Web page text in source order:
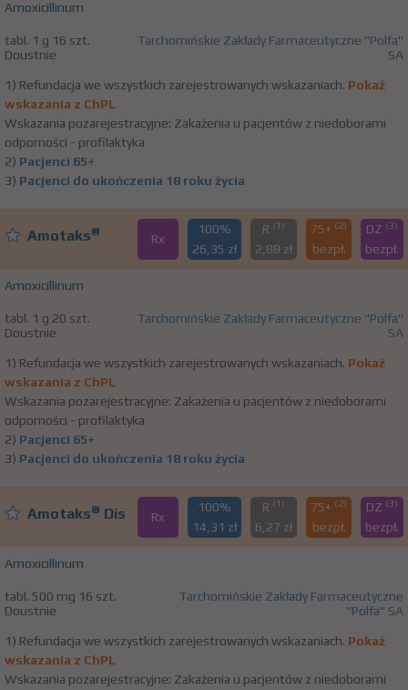
Amoxicillinum
tabl. 1 g 16 szt.
Doustnie
Tarchomińskie Zakłady Farmaceutyczne "Polfa"
SA
1) Refundacja we wszystkich zarejestrowanych wskazaniach. Pokaż
wskazania z ChPL
Wskazania pozarejestracyjne: Zakażenia u pacjentów z niedoborami
odporności - profilaktyka
2) Pacjenci 65+
3) Pacjenci do ukończenia 18 roku życia
Amotaks® Rx
100%
26,35 zł
R (1)
2,88 zł
75+ (2)
bezpł.
DZ (3)
bezpł.
Amoxicillinum
tabl. 1 g 20 szt.
Doustnie
Tarchomińskie Zakłady Farmaceutyczne "Polfa"
SA
1) Refundacja we wszystkich zarejestrowanych wskazaniach. Pokaż
wskazania z ChPL
Wskazania pozarejestracyjne: Zakażenia u pacjentów z niedoborami
odporności - profilaktyka
2) Pacjenci 65+
3) Pacjenci do ukończenia 18 roku życia
Amotaks® Dis Rx
100%
14,31 zł
R (1)
6,27 zł
75+ (2)
bezpł.
DZ (3)
bezpł.
Amoxicillinum
tabl. 500 mg 16 szt.
Doustnie
Tarchomińskie Zakłady Farmaceutyczne
"Polfa" SA
1) Refundacja we wszystkich zarejestrowanych wskazaniach. Pokaż
wskazania z ChPL
Wskazania pozarejestracyjne: Zakażenia u pacjentów z niedoborami